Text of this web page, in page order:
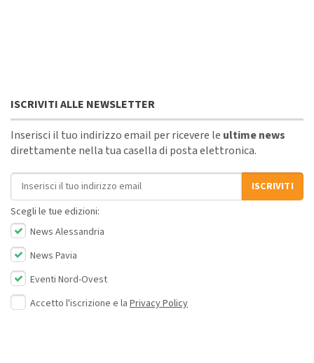
ISCRIVITI ALLE NEWSLETTER
Inserisci il tuo indirizzo email per ricevere le ultime news
direttamente nella tua casella di posta elettronica.
Indirizzo email
ISCRIVITI
Scegli le tue edizioni:
News Alessandria
News Pavia
Eventi Nord-Ovest
Accetto l'iscrizione e la Privacy Policy